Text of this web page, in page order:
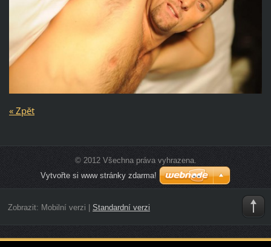
« Zpět
© 2012 Všechna práva vyhrazena.
Vytvořte si www stránky zdarma!
Zobrazit: Mobilní verzi Standardní verzi